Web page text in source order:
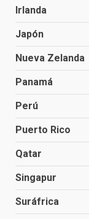
Irlanda
Japón
Nueva Zelanda
Panamá
Perú
Puerto Rico
Qatar
Singapur
Suráfrica